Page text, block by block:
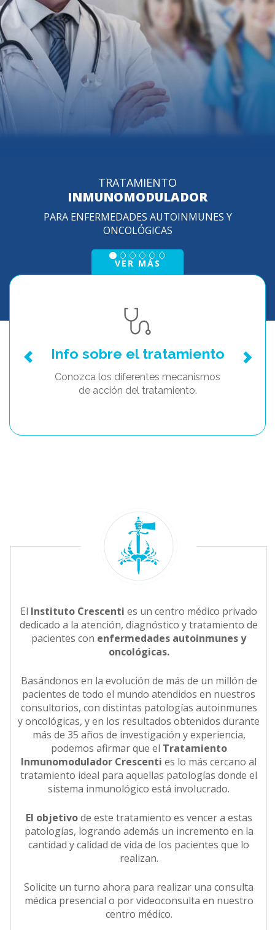
Info sobre el tratamiento
Conozca los diferentes mecanismos
de acción del tratamiento.
El Instituto Crescenti es un centro médico privado
dedicado a la atención, diagnóstico y tratamiento de
pacientes con enfermedades autoinmunes y
oncológicas.
Basándonos en la evolución de más de un millón de
pacientes de todo el mundo atendidos en nuestros
consultorios, con distintas patologías autoinmunes
y oncológicas, y en los resultados obtenidos durante
más de 35 años de investigación y experiencia,
podemos afirmar que el Tratamiento
Inmunomodulador Crescenti es lo más cercano al
tratamiento ideal para aquellas patologías donde el
sistema inmunológico está involucrado.
El objetivode este tratamiento es vencer a estas
patologías, logrando además un incremento en la
cantidad y calidad de vida de los pacientes que lo
realizan.
Solicite un turno ahora para realizar una consulta
médica presencial o por videoconsulta en nuestro
centro médico.